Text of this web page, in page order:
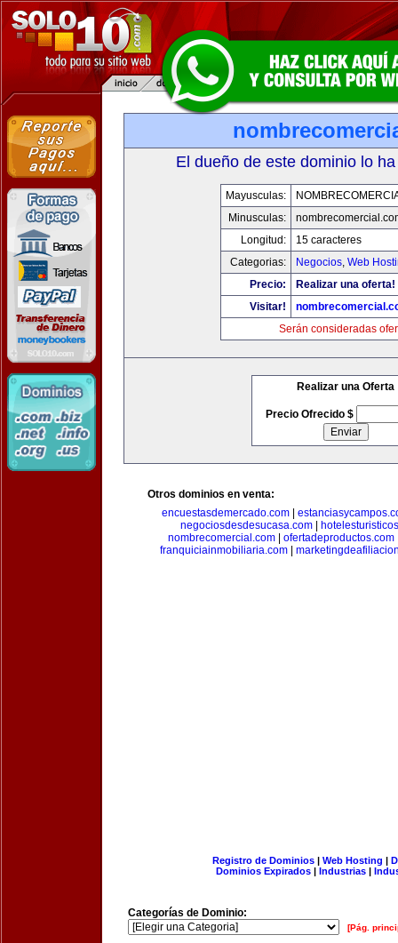
El dueño de este dominio lo
Mayusculas:
Minusculas:
Longitud:
15 caracteres
Categorias:
Negocios, Web
Precio:
Realizar una oferta!
Visitar!
Serán consideradas
Realizar una Oferta
Precio Ofrecido $
Otros dominios en venta:
encuestasdemercado.com
negociosdesdesucasa.com
nombrecomercial.com
ofertadeproductos.com
franquiciainmobiliaria.com
Registro de Dominios| Web Hosting |
Dominios Expirados | Industrias |
Categorías de Dominio:
[Pág.